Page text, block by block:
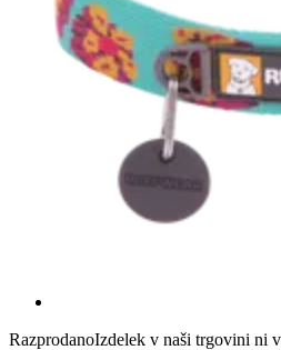
RazprodanoIzdelek v naši trgovini ni